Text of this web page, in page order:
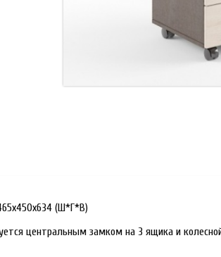
(Ш*Г*В)
центральным замком на 3 ящика и